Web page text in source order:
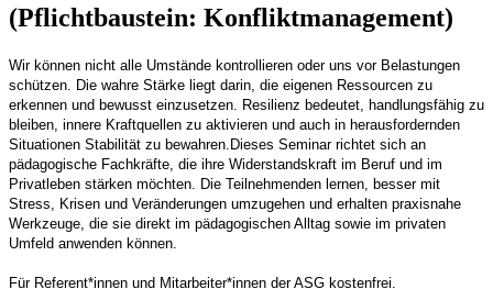
(Pflichtbaustein: Konfliktmanagement)
Wir können nicht alle Umstände kontrollieren oder uns vor Belastungen
schützen. Die wahre Stärke liegt darin, die eigenen Ressourcen zu
erkennen und bewusst einzusetzen. Resilienz bedeutet, handlungsfähig zu
bleiben, innere Kraftquellen zu aktivieren und auch in herausfordernden
Situationen Stabilität zu bewahren.Dieses Seminar richtet sich an
pädagogische Fachkräfte, die ihre Widerstandskraft im Beruf und im
Privatleben stärken möchten. Die Teilnehmenden lernen, besser mit
Stress, Krisen und Veränderungen umzugehen und erhalten praxisnahe
Werkzeuge, die sie direkt im pädagogischen Alltag sowie im privaten
Umfeld anwenden können.
Für Referent*innen und Mitarbeiter*innen der ASG kostenfrei.